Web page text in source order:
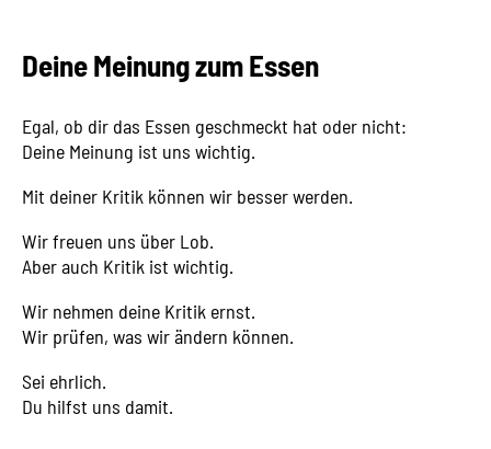
Deine Meinung zum Essen
Egal, ob dir das Essen geschmeckt hat oder nicht:
Deine Meinung ist uns wichtig.
Mit deiner Kritik können wir besser werden.
Wir freuen uns über Lob.
Aber auch Kritik ist wichtig.
Wir nehmen deine Kritik ernst.
Wir prüfen, was wir ändern können.
Sei ehrlich.
Du hilfst uns damit.